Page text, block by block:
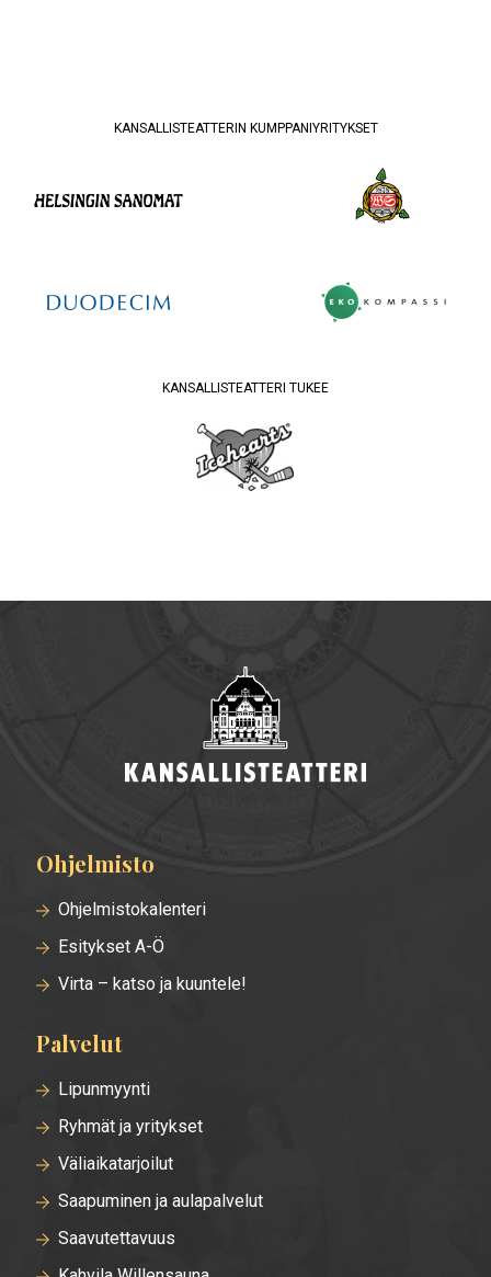
KANSALLISTEATTERIN KUMPPANIYRITYKSET
KANSALLISTEATTERI TUKEE
Alatunnisteen
valikko
Ohjelmisto
Ohjelmistokalenteri
Esitykset A-Ö
Virta – katso ja kuuntele!
Palvelut
Lipunmyynti
Ryhmät ja yritykset
Väliaikatarjoilut
Saapuminen ja aulapalvelut
Saavutettavuus